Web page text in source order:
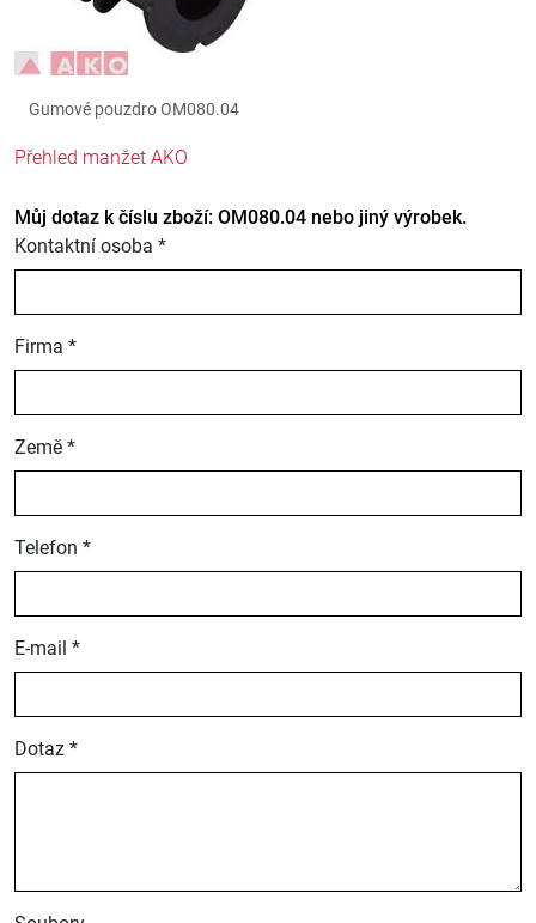
Gumové pouzdro OM080.04
Přehled manžet AKO
Můj dotaz k číslu zboží: OM080.04 nebo jiný výrobek.
Kontaktní osoba *
Firma *
Země *
Telefon *
E-mail *
Dotaz *